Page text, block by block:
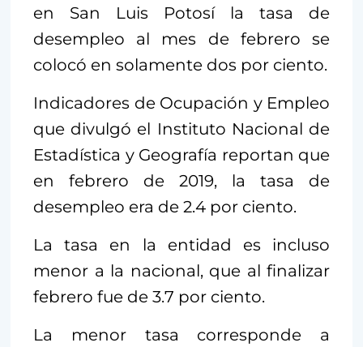
en San Luis Potosí la tasa de
desempleo al mes de febrero se
colocó en solamente dos por ciento.
Indicadores de Ocupación y Empleo
que divulgó el Instituto Nacional de
Estadística y Geografía reportan que
en febrero de 2019, la tasa de
desempleo era de 2.4 por ciento.
La tasa en la entidad es incluso
menor a la nacional, que al finalizar
febrero fue de 3.7 por ciento.
La menor tasa corresponde a